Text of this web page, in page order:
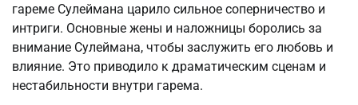
гареме Сулеймана царило сильное соперничество и
интриги. Основные жены и наложницы боролись за
внимание Сулеймана, чтобы заслужить его любовь и
влияние. Это приводило к драматическим сценам и
нестабильности внутри гарема.